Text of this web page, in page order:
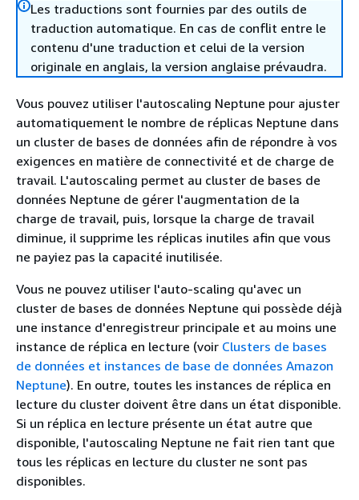
Les traductions sont fournies par des outils de
traduction automatique. En cas de conflit entre le
contenu d'une traduction et celui de la version
originale en anglais, la version anglaise prévaudra.
Vous pouvez utiliser l'autoscaling Neptune pour ajuster
automatiquement le nombre de réplicas Neptune dans
un cluster de bases de données afin de répondre à vos
exigences en matière de connectivité et de charge de
travail. L'autoscaling permet au cluster de bases de
données Neptune de gérer l'augmentation de la
charge de travail, puis, lorsque la charge de travail
diminue, il supprime les réplicas inutiles afin que vous
ne payiez pas la capacité inutilisée.
Vous ne pouvez utiliser l'auto-scaling qu'avec un
cluster de bases de données Neptune qui possède déjà
une instance d'enregistreur principale et au moins une
instance de réplica en lecture (voir Clusters de bases
de données et instances de base de données Amazon
Neptune). En outre, toutes les instances de réplica en
lecture du cluster doivent être dans un état disponible.
Si un réplica en lecture présente un état autre que
disponible, l'autoscaling Neptune ne fait rien tant que
tous les réplicas en lecture du cluster ne sont pas
disponibles.